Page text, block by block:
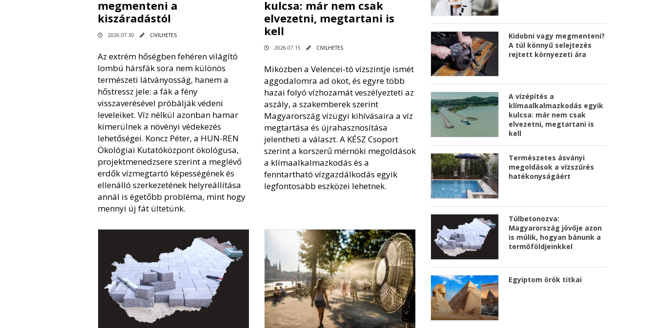
megmenteni a
kiszáradástól
2026.07.30 CIVILHETES
Az extrém hőségben fehéren világító
lombú hársfák sora nem különös
természeti látványosság, hanem a
hőstressz jele: a fák a fény
visszaverésével próbálják védeni
leveleiket. Víz nélkül azonban hamar
kimerülnek a növényi védekezés
lehetőségei. Koncz Péter, a HUN-REN
Ökológiai Kutatóközpont ökológusa,
projektmenedzsere szerint a meglévő
erdők vízmegtartó képességének és
ellenálló szerkezetének helyreállítása
annál is égetőbb probléma, mint hogy
mennyi új fát ültetünk.
kulcsa: már nem csak
elvezetni, megtartani is
kell
2026.07.15 CIVILHETES
Miközben a Velencei-tó vízszintje ismét
aggodalomra ad okot, és egyre több
hazai folyó vízhozamát veszélyezteti az
aszály, a szakemberek szerint
Magyarország vízügyi kihívásaira a víz
megtartása és újrahasznosítása
jelentheti a választ. A KÉSZ Csoport
szerint a korszerű mérnöki megoldások
a klímaalkalmazkodás és a
fenntartható vízgazdálkodás egyik
legfontosabb eszközei lehetnek.
Kidobni vagy megmenteni?
A túl könnyű selejtezés
rejtett környezeti ára
A vízépítés a
klímaalkalmazkodás egyik
kulcsa: már nem csak
elvezetni, megtartani is
kell
Természetes ásványi
megoldások a vízszűrés
hatékonyságáért
Túlbetonozva:
Magyarország jövője azon
is múlik, hogyan bánunk a
termőföldjeinkkel
Egyiptom örök titkai